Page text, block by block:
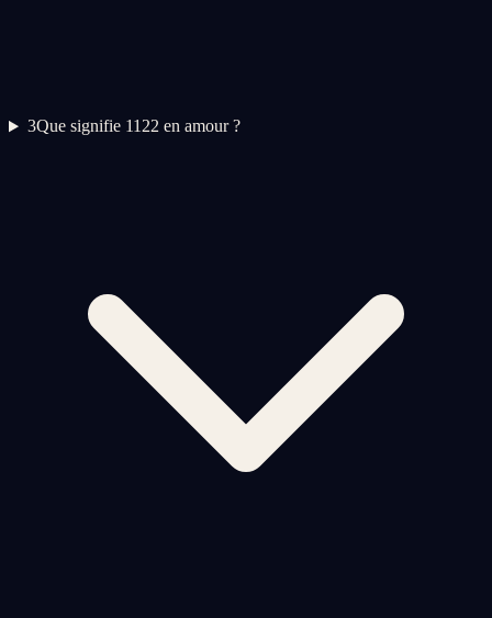
3Que signifie 1122 en amour ?